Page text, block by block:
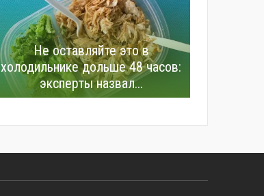
Не оставляйте это в
холодильнике дольше 48 часов:
эксперты назвал...